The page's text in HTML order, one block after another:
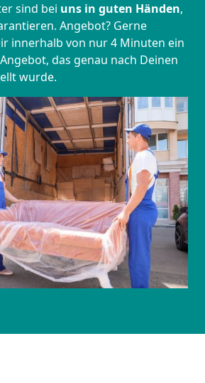
sind bei uns in guten Händen,
Angebot? Gerne
innerhalb von nur 4 Minuten ein
das genau nach Deinen
wurde.